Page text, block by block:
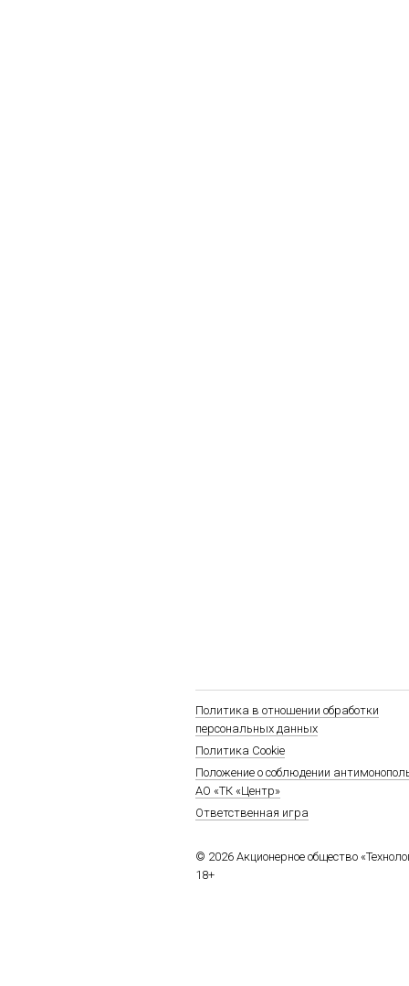
Политика в отношении обработки
персональных данных
Политика Cookie
Положение о соблюдении
АО «ТК «Центр»
Ответственная игра
© 2026 Акционерное общество
18+